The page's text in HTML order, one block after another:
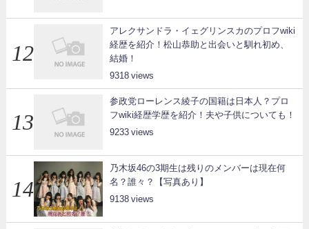
アレクサンドラ・イェグリンスカのプロフwiki
経歴を紹介！松山恭助と出会いと馴れ初め、
結婚！
9318
参政党ローレンス綾子の国籍は日本人？プロ
フwiki経歴学歴を紹介！夫や子供についても！
9233
乃木坂46の3期生は残りのメンバーは現在何
名？誰々？【写真あり】
9138